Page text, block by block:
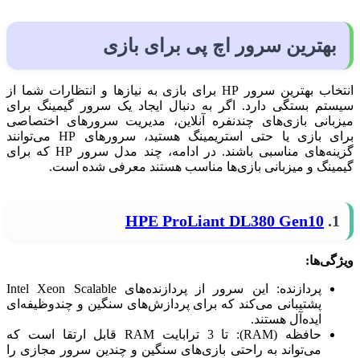
بهترین سرور اچ پی برای بازی
انتخاب بهترین سرور HP برای بازی به نیازها و انتظارات شما از
سیستم بستگی دارد. اگر به دنبال ایجاد یک سرور گیمینگ برای
میزبانی بازی‌های چندنفره آنلاین، مدیریت سرورهای اختصاصی
برای بازی یا حتی استریمینگ هستید، سرورهای HP می‌توانند
گزینه‌های مناسبی باشند. در ادامه، چند مدل سرور HP که برای
گیمینگ و میزبانی بازی‌ها مناسب هستند معرفی شده است.
1.
HPE ProLiant DL380 Gen10
ویژگی‌ها:
پردازنده: این سرور از پردازنده‌های Intel Xeon Scalable
پشتیبانی می‌کند که برای پردازش‌های سنگین و چندوظیفه‌ای
ایده‌آل هستند.
حافظه (RAM): تا 3 ترابایت RAM قابل ارتقا است که
می‌تواند به راحتی بازی‌های سنگین و چندین سرور مجازی را